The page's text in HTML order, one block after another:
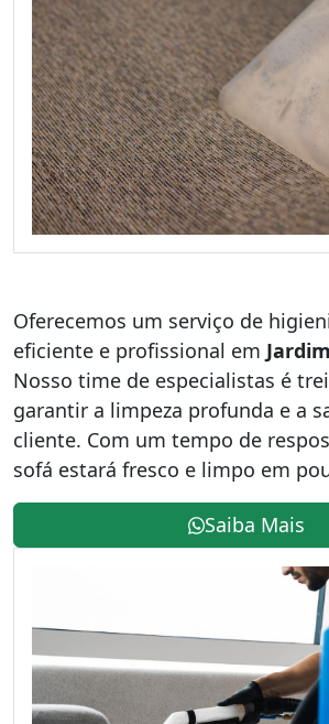
Oferecemos um serviço de
eficiente e profissional em
Nosso time de especialistas é
garantir a limpeza profunda e a
cliente. Com um tempo de
sofá estará fresco e limpo em
Saiba Mais